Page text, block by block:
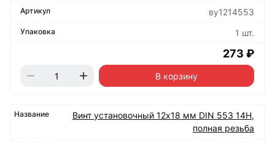
ву1214553
1 шт.
273 ₽
В корзину
Винт установочный 12х18 мм DIN 553 14Н,
полная резьба